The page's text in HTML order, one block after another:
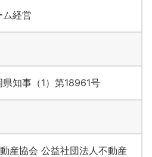
経営
知事（1）第18961号
産協会 公益社団法人不動産